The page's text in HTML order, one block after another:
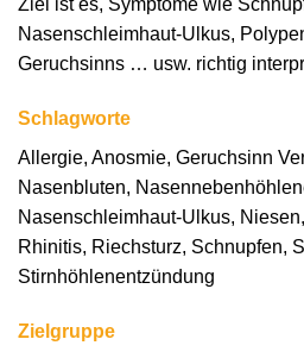
Ziel ist es, Symptome wie
Nasenschleimhaut-Ulkus,
Geruchsinns … usw. richtig
Schlagworte
Allergie, Anosmie, Geruchsinn
Nasenbluten,
Nasenschleimhaut-Ulkus,
Rhinitis, Riechsturz, Schnupfen,
Stirnhöhlenentzündung
Zielgruppe